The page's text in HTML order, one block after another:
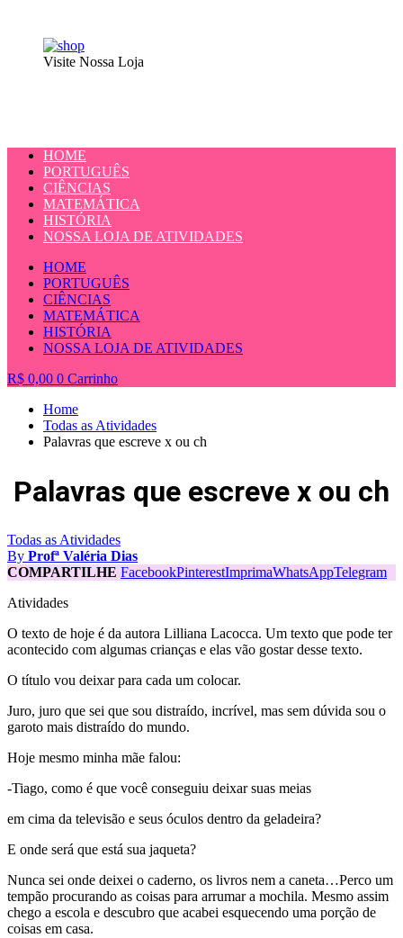
Visite Nossa Loja
HOME
PORTUGUÊS
CIÊNCIAS
MATEMÁTICA
HISTÓRIA
NOSSA LOJA DE ATIVIDADES
HOME
PORTUGUÊS
CIÊNCIAS
MATEMÁTICA
HISTÓRIA
NOSSA LOJA DE ATIVIDADES
R$ 0,00 0 Carrinho
Home
Todas as Atividades
Palavras que escreve x ou ch
Palavras que escreve x ou ch
Todas as Atividades
By Profª Valéria Dias
COMPARTILHE FacebookPinterestImprimaWhatsAppTelegram
Atividades
O texto de hoje é da autora Lilliana Lacocca. Um texto que pode ter
acontecido com algumas crianças e elas vão gostar desse texto.
O título vou deixar para cada um colocar.
Juro, juro que sei que sou distraído, incrível, mas sem dúvida sou o
garoto mais distraído do mundo.
Hoje mesmo minha mãe falou:
-Tiago, como é que você conseguiu deixar suas meias
em cima da televisão e seus óculos dentro da geladeira?
E onde será que está sua jaqueta?
Nunca sei onde deixei o caderno, os livros nem a caneta…Perco um
tempão procurando as coisas para arrumar a mochila. Mesmo assim
chego a escola e descubro que acabei esquecendo uma porção de
coisas em casa.